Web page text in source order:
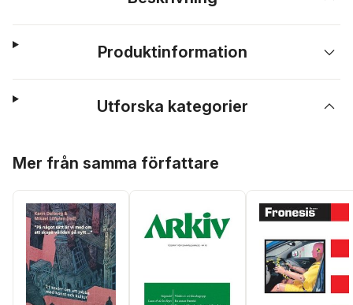
Produktinformation
Utforska kategorier
Mer från samma författare